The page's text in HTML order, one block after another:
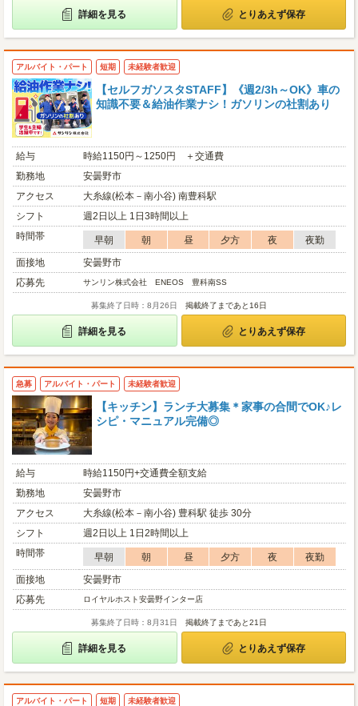
詳細を見る とりあえず保存
アルバイト・パート 短期 未経験者歓迎
【セルフガソスタSTAFF】《週2/3h～OK》車の
知識不要＆給油作業ナシ！ガソリンの社割あり
給与
時給1150円～1250円 ＋交通費
勤務地
安曇野市
アクセス
大糸線(松本－南小谷) 南豊科駅
シフト
週2日以上 1日3時間以上
時間帯
早朝 朝 昼 夕方 夜
夜勤
面接地
安曇野市
応募先
サンリン株式会社 ENEOS 豊科南SS
募集終了日時：8月26日 掲載終了まであと16日
詳細を見る とりあえず保存
急募 アルバイト・パート 未経験者歓迎
【キッチン】ランチ大募集＊家事の合間でOK♪レ
シピ・マニュアル完備◎
給与
時給1150円+交通費全額支給
勤務地
安曇野市
アクセス
大糸線(松本－南小谷) 豊科駅 徒歩 30分
シフト
週2日以上 1日2時間以上
時間帯
早朝 朝 昼 夕方 夜
夜勤
面接地
安曇野市
応募先
ロイヤルホスト安曇野インター店
募集終了日時：8月31日 掲載終了まであと21日
詳細を見る とりあえず保存
アルバイト・パート 短期 未経験者歓迎